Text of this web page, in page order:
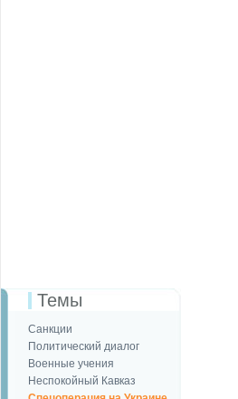
Темы
Санкции
Политический диалог
Военные учения
Неспокойный Кавказ